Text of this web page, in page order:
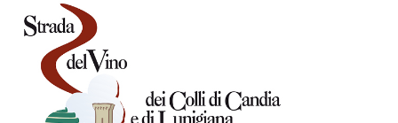
Salta
contenuto